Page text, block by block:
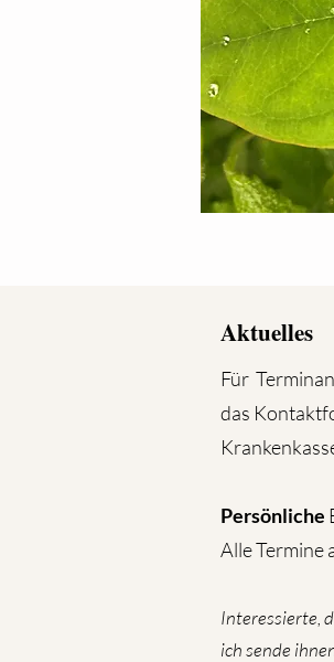
Aktuelles
Für
das
Persönliche
Alle Termine
Interessierte,
ich sende